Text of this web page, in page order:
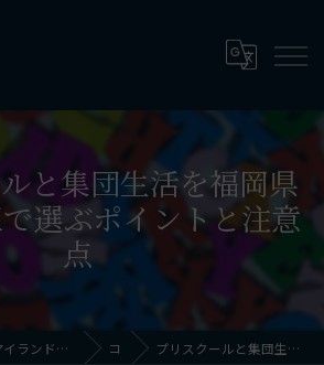
と集団生活を福岡県
選ぶポイントと注意
点
福岡県福岡市東区アイランドシティのプリスクールならThinkingKids International School コラム プリスクールと集団生活を福岡県福岡市西区で選ぶポイントと注意点